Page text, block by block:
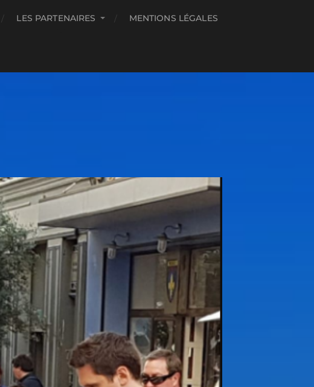
LES PARTENAIRES MENTIONS LÉGALES